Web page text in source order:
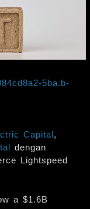
5ba.b-
Capital,
dengan
Lightspeed
a $1.6B